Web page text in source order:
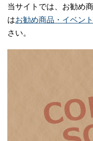
当サイトでは、お勧め
はお勧め商品・イベン
さい。